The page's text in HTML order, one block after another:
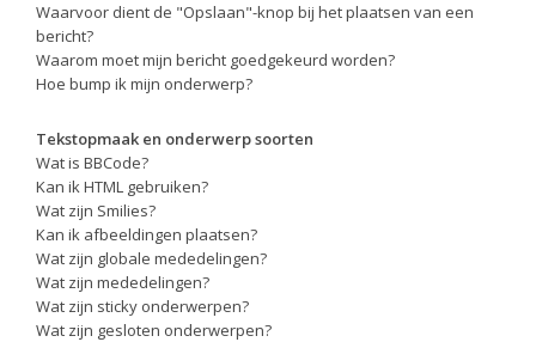
Waarvoor dient de "Opslaan"-knop bij het plaatsen van een
bericht?
Waarom moet mijn bericht goedgekeurd worden?
Hoe bump ik mijn onderwerp?
Tekstopmaak en onderwerp soorten
Wat is BBCode?
Kan ik HTML gebruiken?
Wat zijn Smilies?
Kan ik afbeeldingen plaatsen?
Wat zijn globale mededelingen?
Wat zijn mededelingen?
Wat zijn sticky onderwerpen?
Wat zijn gesloten onderwerpen?